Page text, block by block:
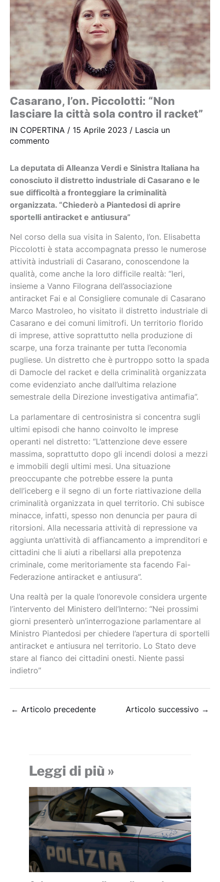
Casarano, l’on. Piccolotti: “Non
lasciare la città sola contro il racket”
IN COPERTINA / 15 Aprile 2023 / Lascia un
commento
La deputata di Alleanza Verdi e Sinistra Italiana ha
conosciuto il distretto industriale di Casarano e le
sue difficoltà a fronteggiare la criminalità
organizzata. “Chiederò a Piantedosi di aprire
sportelli antiracket e antiusura”
Nel corso della sua visita in Salento, l’on. Elisabetta
Piccolotti è stata accompagnata presso le numerose
attività industriali di Casarano, conoscendone la
qualità, come anche la loro difficile realtà: “Ieri,
insieme a Vanno Filograna dell’associazione
antiracket Fai e al Consigliere comunale di Casarano
Marco Mastroleo, ho visitato il distretto industriale di
Casarano e dei comuni limitrofi. Un territorio florido
di imprese, attive soprattutto nella produzione di
scarpe, una forza trainante per tutta l’economia
pugliese. Un distretto che è purtroppo sotto la spada
di Damocle del racket e della criminalità organizzata
come evidenziato anche dall’ultima relazione
semestrale della Direzione investigativa antimafia”.
La parlamentare di centrosinistra si concentra sugli
ultimi episodi che hanno coinvolto le imprese
operanti nel distretto: “L’attenzione deve essere
massima, soprattutto dopo gli incendi dolosi a mezzi
e immobili degli ultimi mesi. Una situazione
preoccupante che potrebbe essere la punta
dell’iceberg e il segno di un forte riattivazione della
criminalità organizzata in quel territorio. Chi subisce
minacce, infatti, spesso non denuncia per paura di
ritorsioni. Alla necessaria attività di repressione va
aggiunta un’attività di affiancamento a imprenditori e
cittadini che li aiuti a ribellarsi alla prepotenza
criminale, come meritoriamente sta facendo Fai-
Federazione antiracket e antiusura”.
Una realtà per la quale l’onorevole considera urgente
l’intervento del Ministero dell’Interno: “Nei prossimi
giorni presenterò un’interrogazione parlamentare al
Ministro Piantedosi per chiedere l’apertura di sportelli
antiracket e antiusura nel territorio. Lo Stato deve
stare al fianco dei cittadini onesti. Niente passi
indietro”
← Articolo precedente Articolo successivo →
Leggi di più »